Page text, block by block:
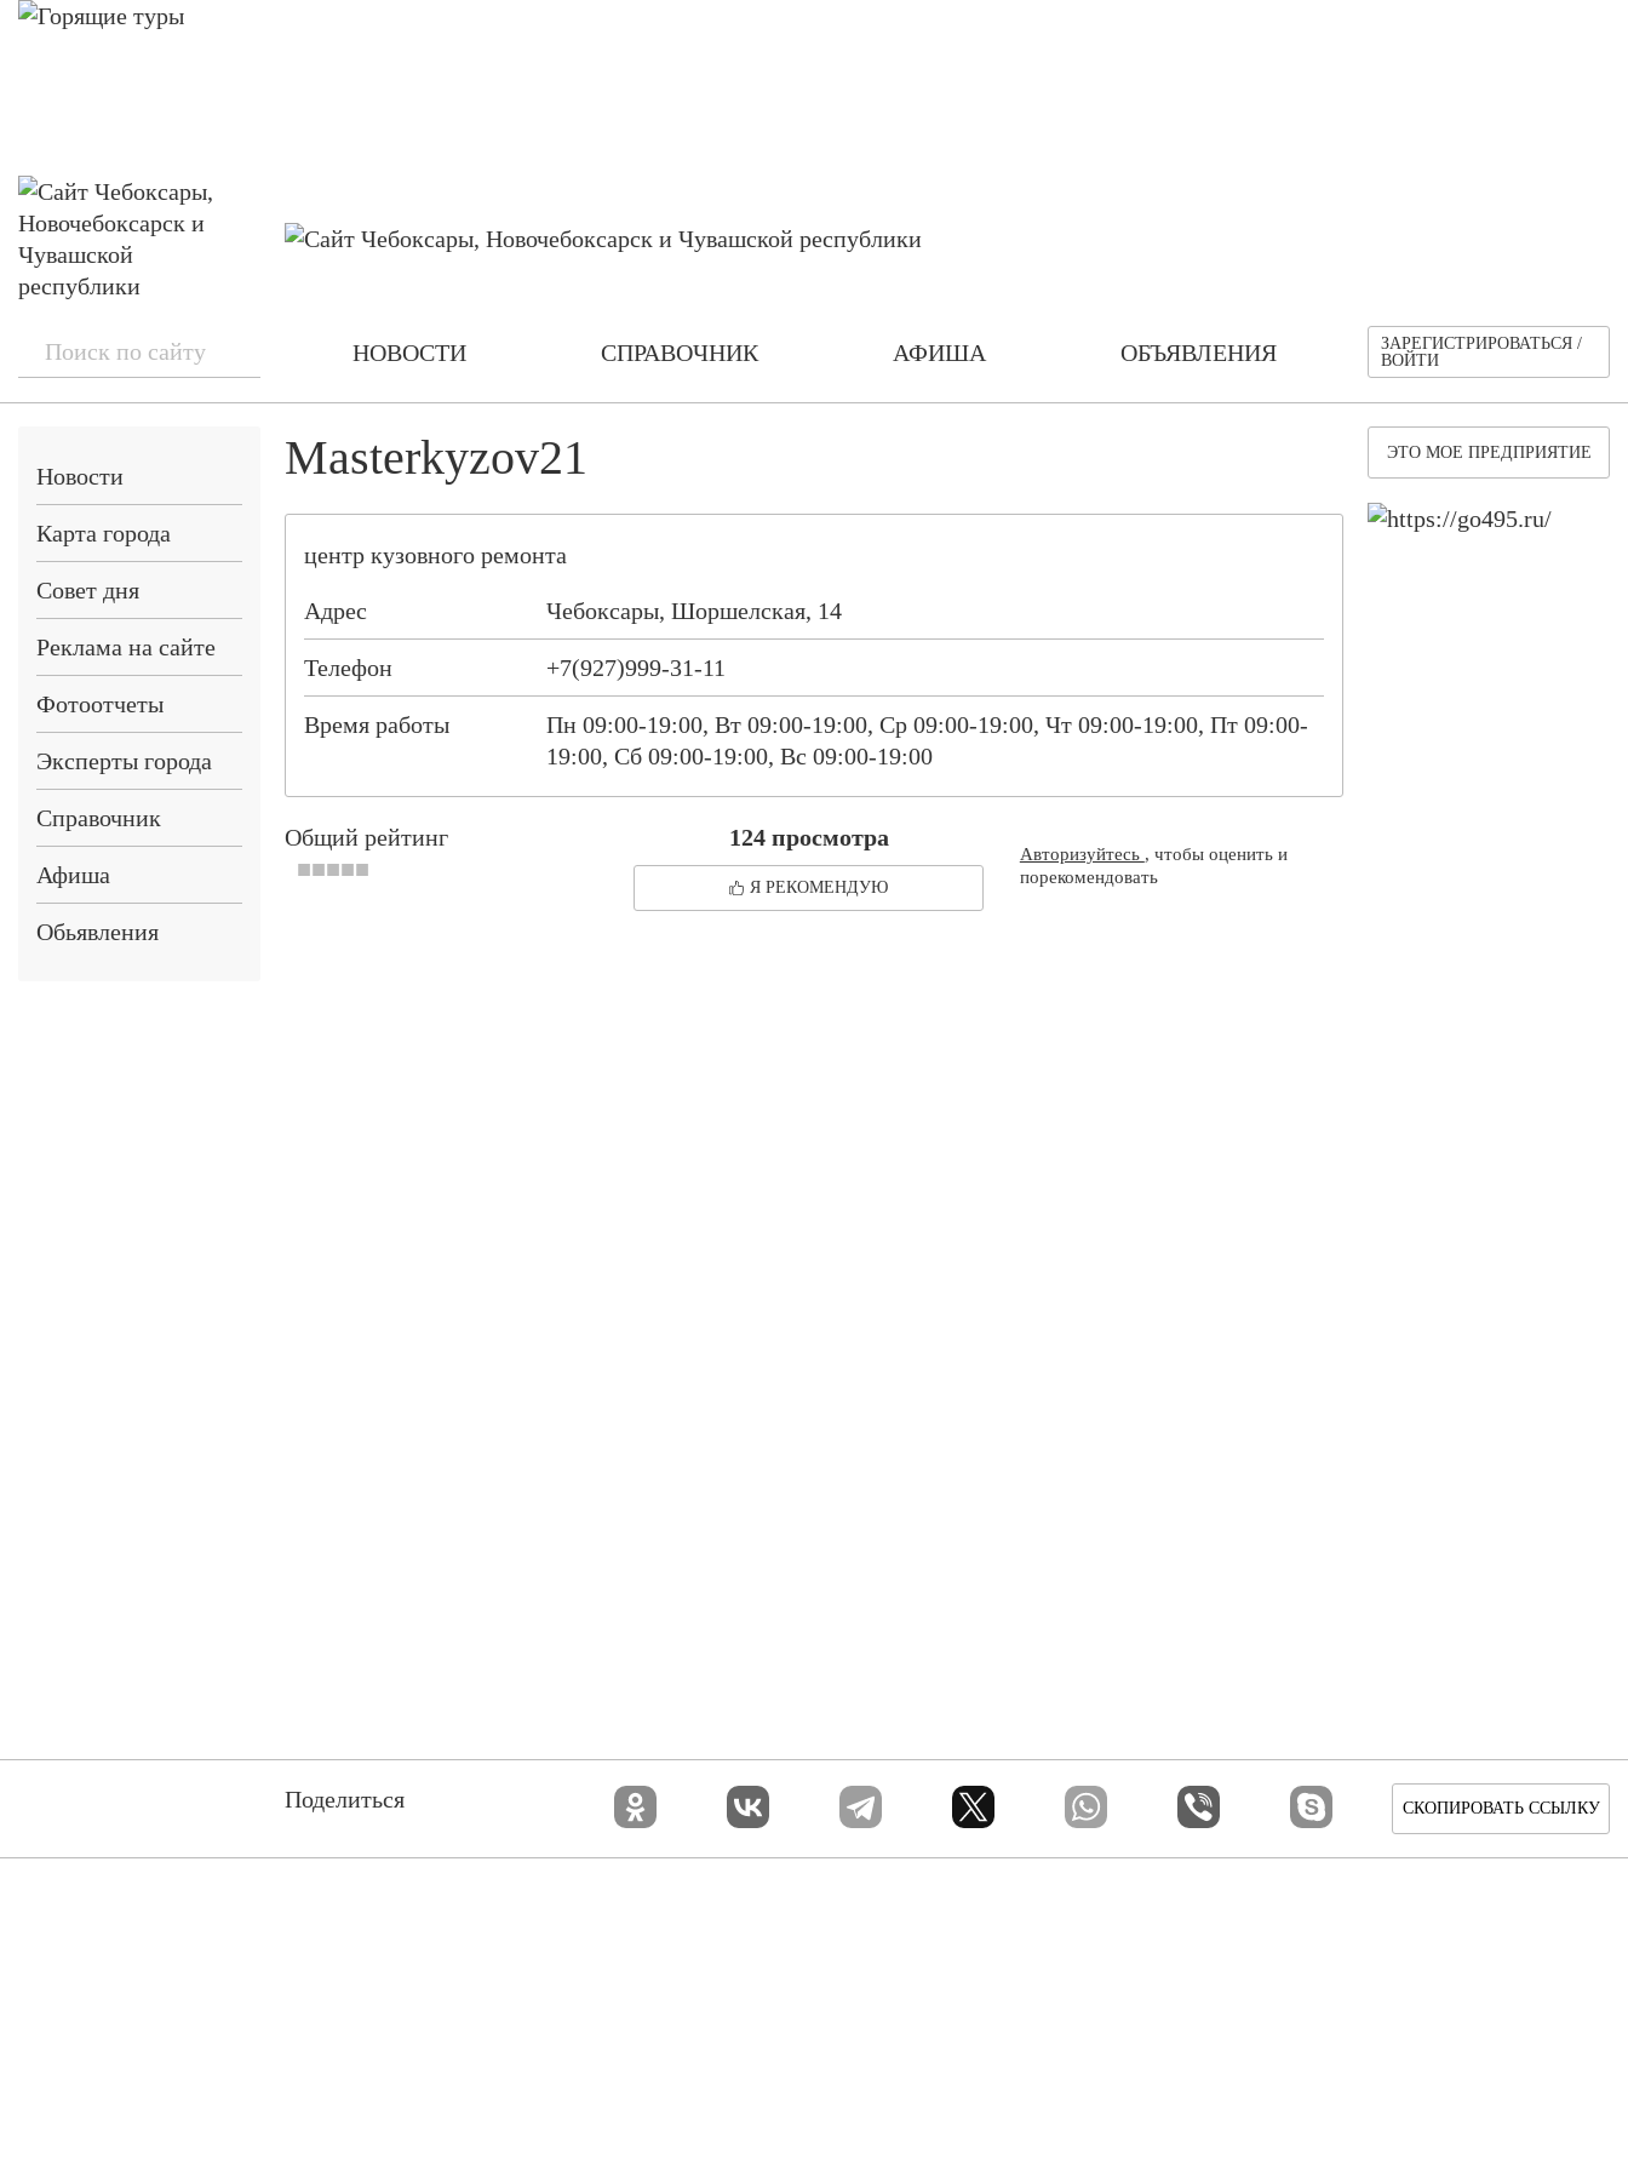
НОВОСТИ СПРАВОЧНИК АФИША ОБЪЯВЛЕНИЯ
ЗАРЕГИСТРИРОВАТЬСЯ /
ВОЙТИ
Новости
Карта города
Совет дня
Реклама на сайте
Фотоотчеты
Эксперты города
Справочник
Афиша
Обьявления
Masterkyzov21
центр кузовного ремонта
Адрес Чебоксары, Шоршелская, 14
Телефон +7(927)999-31-11
Время работы
Пн 09:00-19:00, Вт 09:00-19:00, Ср 09:00-19:00, Чт 09:00-19:00, Пт 09:00-
19:00, Сб 09:00-19:00, Вс 09:00-19:00
Общий рейтинг 124 просмотра
Я РЕКОМЕНДУЮ
Авторизуйтесь , чтобы оценить и
порекомендовать
ЭТО МОЕ ПРЕДПРИЯТИЕ
Поделиться СКОПИРОВАТЬ ССЫЛКУ